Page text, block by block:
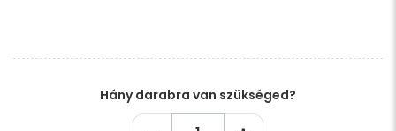
Hány darabra van szükséged?